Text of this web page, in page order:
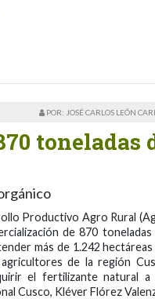
POR: JOSÉ CARLOS LEÓN
toneladas
Productivo Agro Rural
de 870 toneladas
más de 1.242
de la región
el fertilizante natural a
Cusco, Kléver Flórez